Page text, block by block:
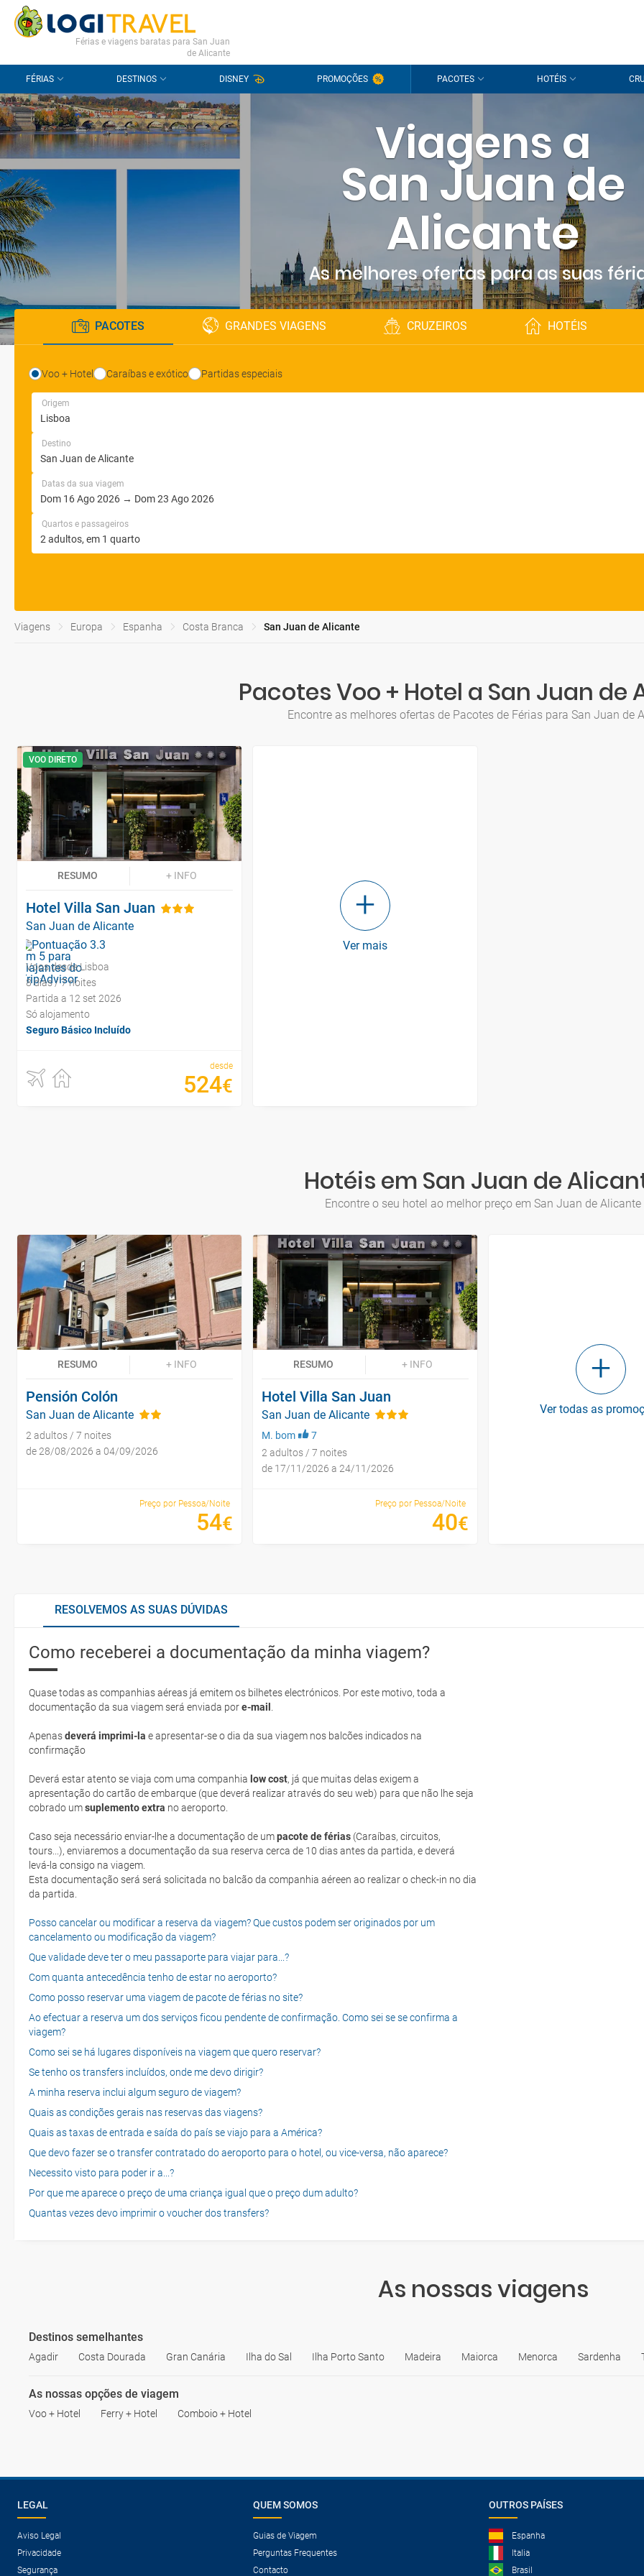
CONTACTO PERGUNTAS FREQUENTES
Férias e viagens baratas para San Juan
de Alicante
FÉRIAS DESTINOS DISNEY PROMOÇÕES PACOTES HOTÉIS
Viagens a
San Juan de
Alicante
As melhores ofertas para as suas
PACOTES GRANDES VIAGENS CRUZEIROS HOTÉIS
Voo + Hotel Caraíbas e exótico Partidas especiais
Origem
Destino
Datas da sua viagem
Quartos e passageiros
Viagens Europa Espanha Costa Branca San Juan de Alicante
Pacotes Voo + Hotel a San Juan de
Encontre as melhores ofertas de Pacotes de Férias para San Juan de
VOO DIRETO
RESUMO + INFO
Hotel Villa San Juan
San Juan de Alicante
Voos desde Lisboa
8 dias / 7 noites
Partida a 12 set 2026
Só alojamento
Seguro Básico Incluído
desde
524€
Ver mais
Hotéis em San Juan de
Encontre o seu hotel ao melhor preço em San Juan de Alicante
RESUMO + INFO
Pensión Colón
San Juan de Alicante
2 adultos / 7 noites
de 28/08/2026 a 04/09/2026
Preço por Pessoa/Noite
54€
RESUMO + INFO
Hotel Villa San Juan
San Juan de Alicante
M. bom
7
2 adultos / 7 noites
de 17/11/2026 a 24/11/2026
Preço por Pessoa/Noite
40€
Ver todas as
RESOLVEMOS AS SUAS DÚVIDAS
Como receberei a documentação da minha viagem?
Quase todas as companhias aéreas já emitem os bilhetes electrónicos. Por este motivo, toda a
documentação da sua viagem será enviada pore-mail
Apenasdeverá imprimi-la e apresentar-se o dia da sua viagem nos balcões indicados na
confirmação
Deverá estar atento se viaja com uma companhia low cost, já que muitas delas exigem a
apresentação do cartão de embarque (que deverá realizar através do seu web) para que não lhe seja
cobrado umsuplemento extra no aeroporto.
Caso seja necessário enviar-lhe a documentação de umpacote de férias (Caraíbas, circuitos,
tours...), enviaremos a documentação da sua reserva cerca de 10 dias antes da partida, e deverá
levá-la consigo na viagem.
Esta documentação será será solicitada no balcão da companhia aéreen ao realizar o check-in no dia
da partida.
Posso cancelar ou modificar a reserva da viagem? Que custos podem ser originados por um
cancelamento ou modificação da viagem?
Que validade deve ter o meu passaporte para viajar para...?
Com quanta antecedência tenho de estar no aeroporto?
Como posso reservar uma viagem de pacote de férias no site?
Ao efectuar a reserva um dos serviços ficou pendente de confirmação. Como sei se se confirma a
viagem?
Como sei se há lugares disponíveis na viagem que quero reservar?
Se tenho os transfers incluídos, onde me devo dirigir?
A minha reserva inclui algum seguro de viagem?
Quais as condições gerais nas reservas das viagens?
Quais as taxas de entrada e saída do país se viajo para a América?
Que devo fazer se o transfer contratado do aeroporto para o hotel, ou vice-versa, não aparece?
Necessito visto para poder ir a...?
Por que me aparece o preço de uma criança igual que o preço dum adulto?
Quantas vezes devo imprimir o voucher dos transfers?
As nossas viagens
Destinos semelhantes
Agadir Costa Dourada Gran Canária Ilha do Sal Ilha Porto Santo Madeira Maiorca Menorca Sardenha
As nossas opções de viagem
Voo + Hotel Ferry + Hotel Comboio + Hotel
LEGAL
Aviso Legal
Privacidade
Segurança
QUEM SOMOS
Guias de Viagem
Perguntas Frequentes
Contacto
OUTROS PAÍSES
Espanha
Italia
Brasil